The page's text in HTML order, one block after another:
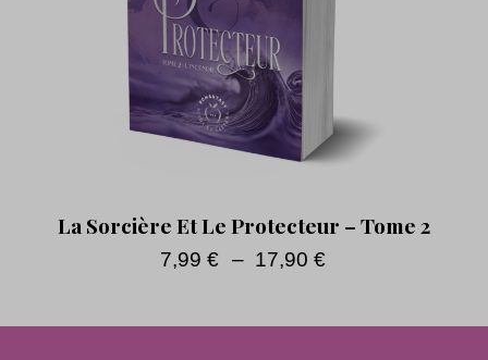
La Sorcière Et Le Protecteur – Tome 2
7,99 € – 17,90 €